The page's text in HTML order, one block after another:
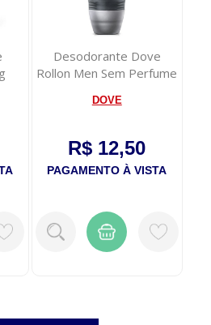
Desodorante Dove
Rollon Men Sem Perfume
DOVE
R$ 12,50
PAGAMENTO À VISTA